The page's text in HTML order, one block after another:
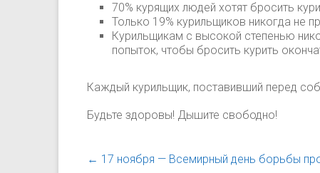
70% курящих людей хотят бросить
Только 19% курильщиков никогда не
Курильщикам с высокой степенью
попыток, чтобы бросить курить
Каждый курильщик, поставивший перед
Будьте здоровы! Дышите свободно!
← 17 ноября — Всемирный день борьбы